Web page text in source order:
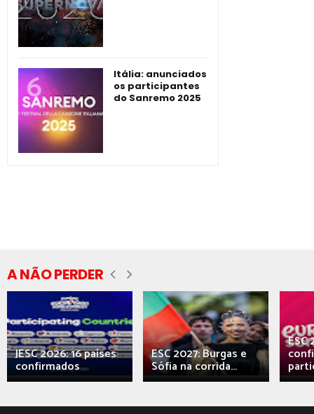
Itália: anunciados
os participantes
do Sanremo 2025
A NÃO PERDER
JESC 2026: 16 países
confirmados
ESC 2027: Burgas e
Sófia na corrida...
ESC